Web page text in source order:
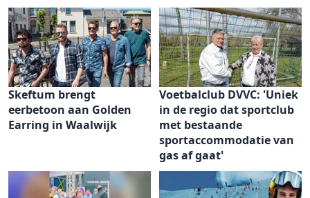
Skeftum brengt
eerbetoon aan Golden
Earring in Waalwijk
Voetbalclub DVVC: 'Uniek
in de regio dat sportclub
met bestaande
sportaccommodatie van
gas af gaat'